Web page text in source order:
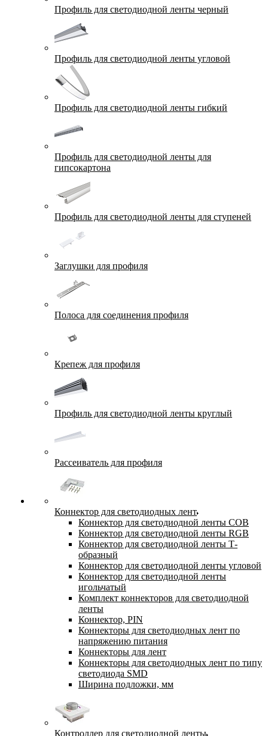
Профиль для светодиодной ленты черный
Профиль для светодиодной ленты угловой
Профиль для светодиодной ленты гибкий
Профиль для светодиодной ленты для
гипсокартона
Профиль для светодиодной ленты для ступеней
Заглушки для профиля
Полоса для соединения профиля
Крепеж для профиля
Профиль для светодиодной ленты круглый
Рассеиватель для профиля
Коннектор для светодиодных лент
Коннектор для светодиодной ленты COB
Коннектор для светодиодной ленты RGB
Коннектор для светодиодной ленты Т-
образный
Коннектор для светодиодной ленты угловой
Коннектор для светодиодной ленты
игольчатый
Комплект коннекторов для светодиодной
ленты
Коннектор, PIN
Коннекторы для светодиодных лент по
напряжению питания
Коннекторы для лент
Коннекторы для светодиодных лент по типу
светодиода SMD
Ширина подложки, мм
Контроллер для светодиодной ленты